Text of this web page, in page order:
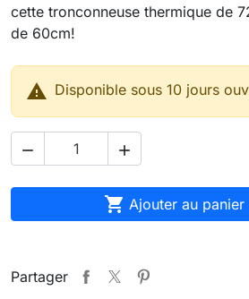
cette tronconneuse thermique de
de 60cm!
 Disponible sous 10 jours
 
 Ajouter au panier
Partager